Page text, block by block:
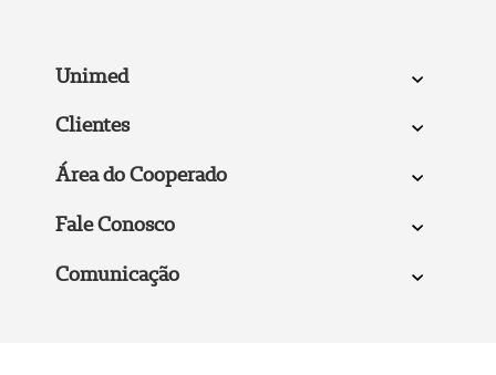
Unimed
Clientes
Área do Cooperado
Fale Conosco
Comunicação